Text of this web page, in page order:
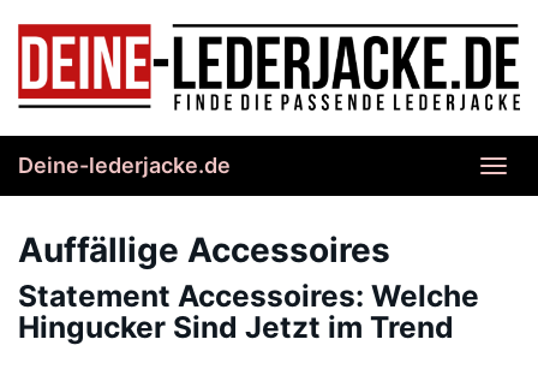
content
Deine-lederjacke.de
Auffällige Accessoires
Statement Accessoires: Welche
Hingucker Sind Jetzt im Trend